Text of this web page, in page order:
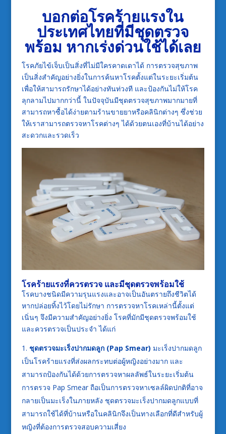
บอกต่อโรคร้ายแรงใน
ประเทศไทยที่มีชุดตรวจ
พร้อม หากเร่งด่วนใช้ได้เลย
โรคภัยไข้เจ็บเป็นสิ่งที่ไม่มีใครคาดเดาได้ การตรวจสุขภาพ
เป็นสิ่งสำคัญอย่างยิ่งในการค้นหาโรคตั้งแต่ในระยะเริ่มต้น
เพื่อให้สามารถรักษาได้อย่างทันท่วงที และป้องกันไม่ให้โรค
ลุกลามไปมากกว่านี้ ในปัจจุบันมีชุดตรวจสุขภาพมากมายที่
สามารถหาซื้อได้ง่ายตามร้านขายยาหรือคลินิกต่างๆ ซึ่งช่วย
ให้เราสามารถตรวจหาโรคต่างๆ ได้ด้วยตนเองที่บ้านได้อย่าง
สะดวกและรวดเร็ว
โรคร้ายแรงที่ควรตรวจ และมีชุดตรวจพร้อมใช้
โรคบางชนิดมีความรุนแรงและอาจเป็นอันตรายถึงชีวิตได้
หากปล่อยทิ้งไว้โดยไม่รักษา การตรวจหาโรคเหล่านี้ตั้งแต่
เนิ่นๆ จึงมีความสำคัญอย่างยิ่ง โรคที่มักมีชุดตรวจพร้อมใช้
และควรตรวจเป็นประจำ ได้แก่
ชุดตรวจมะเร็งปากมดลูก (Pap Smear) มะเร็งปากมดลูก
เป็นโรคร้ายแรงที่ส่งผลกระทบต่อผู้หญิงอย่างมาก และ
สามารถป้องกันได้ด้วยการตรวจหาผลลัพธ์ในระยะเริ่มต้น
การตรวจ Pap Smear ถือเป็นการตรวจหาเซลล์ผิดปกติที่อาจ
กลายเป็นมะเร็งในภายหลัง ชุดตรวจมะเร็งปากมดลูกแบบที่
สามารถใช้ได้ที่บ้านหรือในคลินิกจึงเป็นทางเลือกที่ดีสำหรับผู้
หญิงที่ต้องการตรวจสอบความเสี่ยง